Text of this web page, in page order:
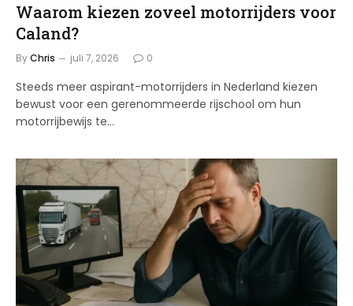
Waarom kiezen zoveel motorrijders voor
Caland?
ByChris juli 7, 2026 0
Steeds meer aspirant-motorrijders in Nederland kiezen
bewust voor een gerenommeerde rijschool om hun
motorrijbewijs te…